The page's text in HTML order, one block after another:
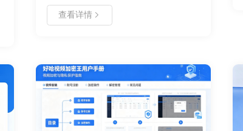
记录的过程中受挫重重，找了很久很久都没
能找到一个适合自己的恢复方法，甚至有很
查看详情